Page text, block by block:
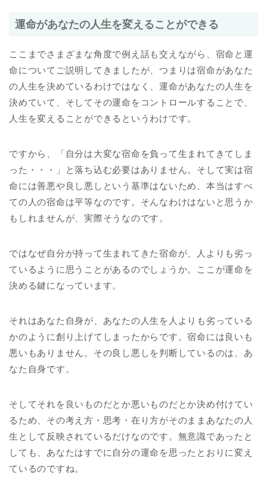
運命があなたの人生を変えることができる
ここまでさまざまな角度で例え話も交えながら、宿命と運
命についてご説明してきましたが、つまりは宿命があなた
の人生を決めているわけではなく、運命があなたの人生を
決めていて、そしてその運命をコントロールすることで、
人生を変えることができるというわけです。
ですから、「自分は大変な宿命を負って生まれてきてしま
った・・・」と落ち込む必要はありません。そして実は宿
命には善悪や良し悪しという基準はないため、本当はすべ
ての人の宿命は平等なのです。そんなわけはないと思うか
もしれませんが、実際そうなのです。
ではなぜ自分が持って生まれてきた宿命が、人よりも劣っ
ているように思うことがあるのでしょうか。ここが運命を
決める鍵になっています。
それはあなた自身が、あなたの人生を人よりも劣っている
かのように創り上げてしまったからです。宿命には良いも
悪いもありません。その良し悪しを判断しているのは、あ
なた自身です。
そしてそれを良いものだとか悪いものだとか決め付けてい
るため、その考え方・思考・在り方がそのままあなたの人
生として反映されているだけなのです。無意識であったと
しても、あなたはすでに自分の運命を思ったとおりに変え
ているのですね。